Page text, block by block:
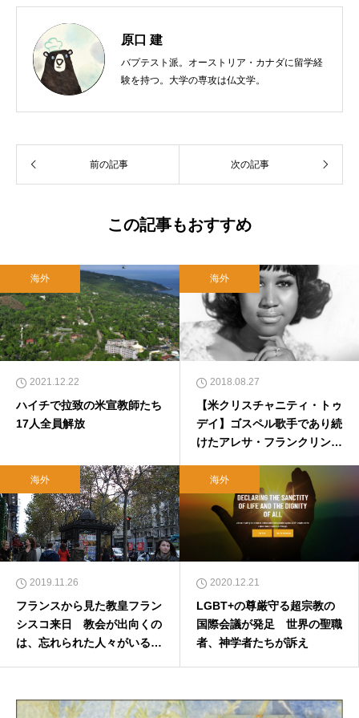
原口 建
バプテスト派。オーストリア・カナダに留学経
験を持つ。大学の専攻は仏文学。
前の記事 次の記事
この記事もおすすめ
海外
2021.12.22
ハイチで拉致の米宣教師たち
17人全員解放
海外
2018.08.27
【米クリスチャニティ・トゥ
デイ】ゴスペル歌手であり続
けたアレサ・フランクリンの
海外
2019.11.26
フランスから見た教皇フラン
シスコ来日 教会が出向くの
は、忘れられた人々がいるか
海外
2020.12.21
LGBT+の尊厳守る超宗教の
国際会議が発足 世界の聖職
者、神学者たちが訴え